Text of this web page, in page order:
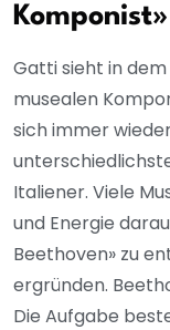
Gatti sieht in
musealen
sich immer
Italiener. Viele
und Energie
Beethoven» zu
ergründen.
Die Aufgabe